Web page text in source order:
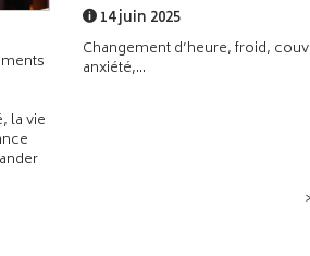
la vie
14 juin 2025
Changement d’heure, froid,
anxiété,...